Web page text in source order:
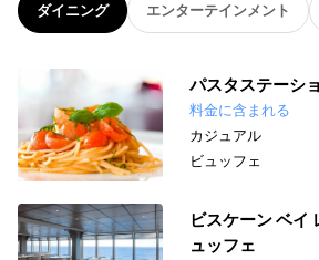
ダイニング エンターテインメント
パスタステーシ
料金に含まれる
カジュアル
ビュッフェ
ビスケーン ベイ
ュッフェ